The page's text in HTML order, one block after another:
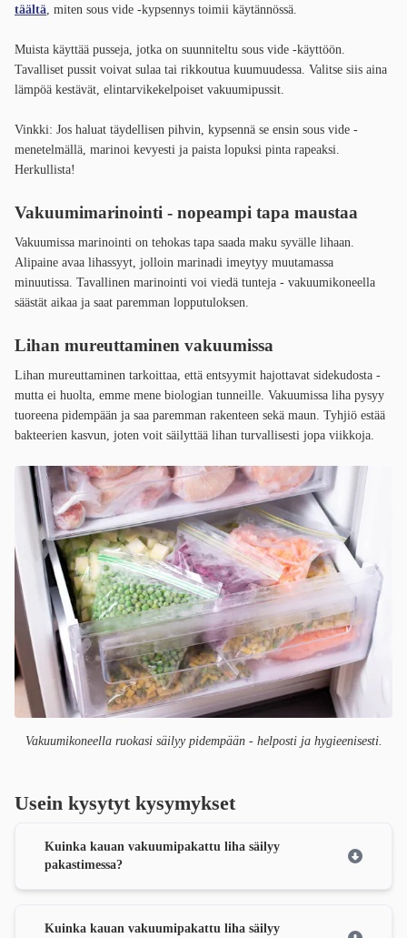
täältä , miten sous vide -kypsennys toimii käytännössä.
Muista käyttää pusseja, jotka on suunniteltu sous vide -käyttöön.
Tavalliset pussit voivat sulaa tai rikkoutua kuumuudessa. Valitse siis aina
lämpöä kestävät, elintarvikekelpoiset vakuumipussit.
Vinkki: Jos haluat täydellisen pihvin, kypsennä se ensin sous vide -
menetelmällä, marinoi kevyesti ja paista lopuksi pinta rapeaksi.
Herkullista!
Vakuumimarinointi - nopeampi tapa maustaa
Vakuumissa marinointi on tehokas tapa saada maku syvälle lihaan.
Alipaine avaa lihassyyt, jolloin marinadi imeytyy muutamassa
minuutissa. Tavallinen marinointi voi viedä tunteja - vakuumikoneella
säästät aikaa ja saat paremman lopputuloksen.
Lihan mureuttaminen vakuumissa
Lihan mureuttaminen tarkoittaa, että entsyymit hajottavat sidekudosta -
mutta ei huolta, emme mene biologian tunneille. Vakuumissa liha pysyy
tuoreena pidempään ja saa paremman rakenteen sekä maun. Tyhjiö estää
bakteerien kasvun, joten voit säilyttää lihan turvallisesti jopa viikkoja.
Vakuumikoneella ruokasi säilyy pidempään - helposti ja hygieenisesti.
Usein kysytyt kysymykset
Kuinka kauan vakuumipakattu liha säilyy
pakastimessa?
Kuinka kauan vakuumipakattu liha säilyy